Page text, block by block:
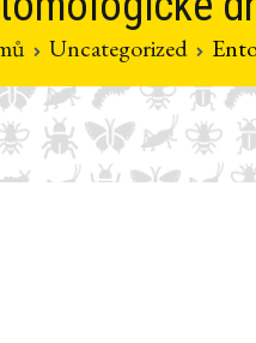
Uncategorized